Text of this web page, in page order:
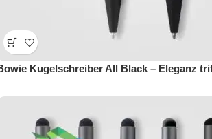
Kugelschreiber All Black – Eleganz